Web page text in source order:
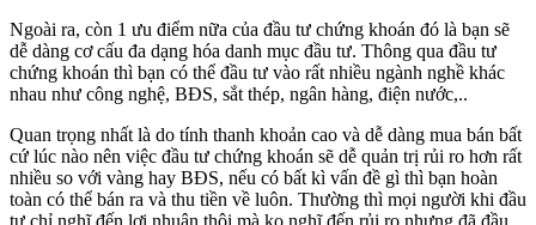
Ngoài ra, còn 1 ưu điểm nữa của đầu tư chứng khoán đó là bạn sẽ
dễ dàng cơ cấu đa dạng hóa danh mục đầu tư. Thông qua đầu tư
chứng khoán thì bạn có thể đầu tư vào rất nhiều ngành nghề khác
nhau như công nghệ, BĐS, sắt thép, ngân hàng, điện nước,..
Quan trọng nhất là do tính thanh khoản cao và dễ dàng mua bán bất
cứ lúc nào nên việc đầu tư chứng khoán sẽ dễ quản trị rủi ro hơn rất
nhiều so với vàng hay BĐS, nếu có bất kì vấn đề gì thì bạn hoàn
toàn có thể bán ra và thu tiền về luôn. Thường thì mọi người khi đầu
tư chỉ nghĩ đến lợi nhuận thôi mà ko nghĩ đến rủi ro nhưng đã đầu